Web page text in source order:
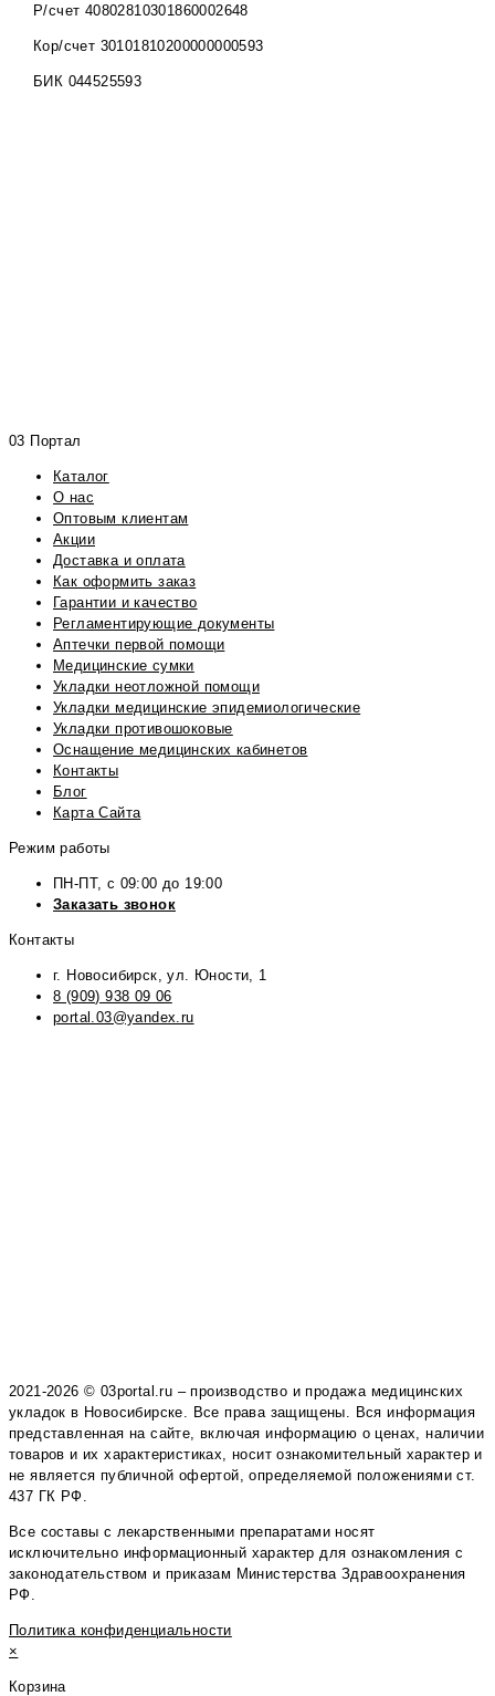
Р/счет 40802810301860002648
Кор/счет 30101810200000000593
БИК 044525593
03 Портал
Каталог
О нас
Оптовым клиентам
Акции
Доставка и оплата
Как оформить заказ
Гарантии и качество
Регламентирующие документы
Аптечки первой помощи
Медицинские сумки
Укладки неотложной помощи
Укладки медицинские эпидемиологические
Укладки противошоковые
Оснащение медицинских кабинетов
Контакты
Блог
Карта Сайта
Режим работы
ПН-ПТ, с 09:00 до 19:00
Заказать звонок
Контакты
г. Новосибирск, ул. Юности, 1
8 (909) 938 09 06
portal.03@yandex.ru
2021-2026 © 03portal.ru – производство и продажа медицинских
укладок в Новосибирске. Все права защищены. Вся информация
представленная на сайте, включая информацию о ценах, наличии
товаров и их характеристиках, носит ознакомительный характер и
не является публичной офертой, определяемой положениями ст.
437 ГК РФ.
Все составы с лекарственными препаратами носят
исключительно информационный характер для ознакомления с
законодательством и приказам Министерства Здравоохранения
РФ.
Политика конфиденциальности
×
Корзина